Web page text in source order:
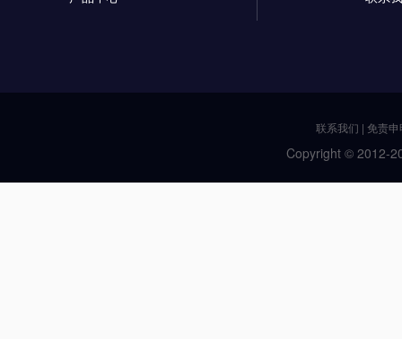
联系我们 | 免责申
Copyright © 2012-